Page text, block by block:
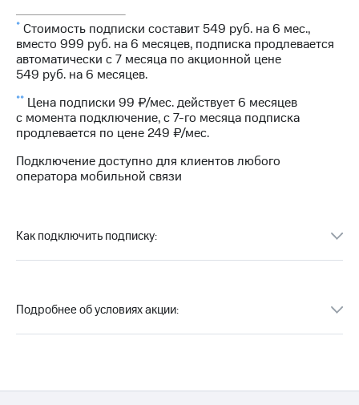
Заменить
SIM-
карту
на
eSIM
Спутниковое ТВ
Выберите
тарифом
для дома
Личный
кабинет
спутникового
ТВ
Скачать
приложение
Мой
МТС
МТС
Premium
интернета,
музыка
группа
* Стоимость подписки составит 549 руб. на 6 мес.,
вместо 999 руб. на 6 месяцев, подписка продлевается
автоматически с 7 месяца по акционной цене
549 руб. на 6 месяцев.
** Цена подписки 99 ₽/мес. действует 6 месяцев
с момента подключение, с 7-го месяца подписка
продлевается по цене249 ₽/мес.
Подключение доступно для клиентов любого
оператора мобильной связи
Как подключить подписку:
Подробнее об условиях акции: